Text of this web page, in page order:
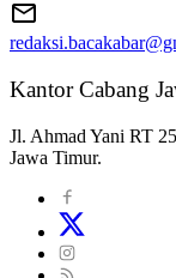
Kantor Cabang
Jl. Ahmad Yani RT
Jawa Timur.